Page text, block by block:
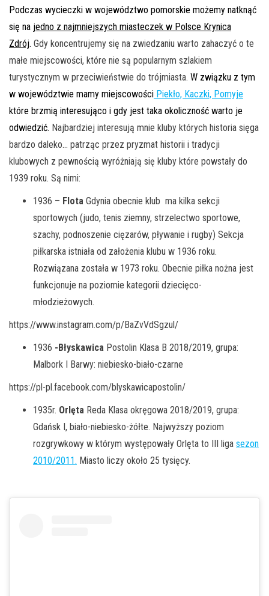
Podczas wycieczki w województwo pomorskie możemy natknąć
się na jedno z najmniejszych miasteczek w Polsce Krynica
Zdrój. Gdy koncentrujemy się na zwiedzaniu warto zahaczyć o te
małe miejscowości, które nie są popularnym szlakiem
turystycznym w przeciwieństwie do trójmiasta. W związku z tym
w województwie mamy miejscowości Piekło, Kaczki, Pomyje
które brzmią interesująco i gdy jest taka okoliczność warto je
odwiedzić. Najbardziej interesują mnie kluby których historia sięga
bardzo daleko… patrząc przez pryzmat historii i tradycji
klubowych z pewnością wyróżniają się kluby które powstały do
1939 roku. Są nimi:
1936 – Flota Gdynia obecnie klub ma kilka sekcji
sportowych (judo, tenis ziemny, strzelectwo sportowe,
szachy, podnoszenie cięzarów, pływanie i rugby) Sekcja
piłkarska istniała od założenia klubu w 1936 roku.
Rozwiązana została w 1973 roku. Obecnie piłka nożna jest
funkcjonuje na poziomie kategorii dziecięco-
młodzieżowych.
https://www.instagram.com/p/BaZvVdSgzul/
1936 -Błyskawica Postolin Klasa B 2018/2019, grupa:
Malbork I Barwy: niebiesko-biało-czarne
https://pl-pl.facebook.com/blyskawicapostolin/
1935r. Orlęta Reda Klasa okręgowa 2018/2019, grupa:
Gdańsk I, biało-niebiesko-żółte. Najwyższy poziom
rozgrywkowy w którym występowały Orlęta to III liga sezon
2010/2011. Miasto liczy około 25 tysięcy.